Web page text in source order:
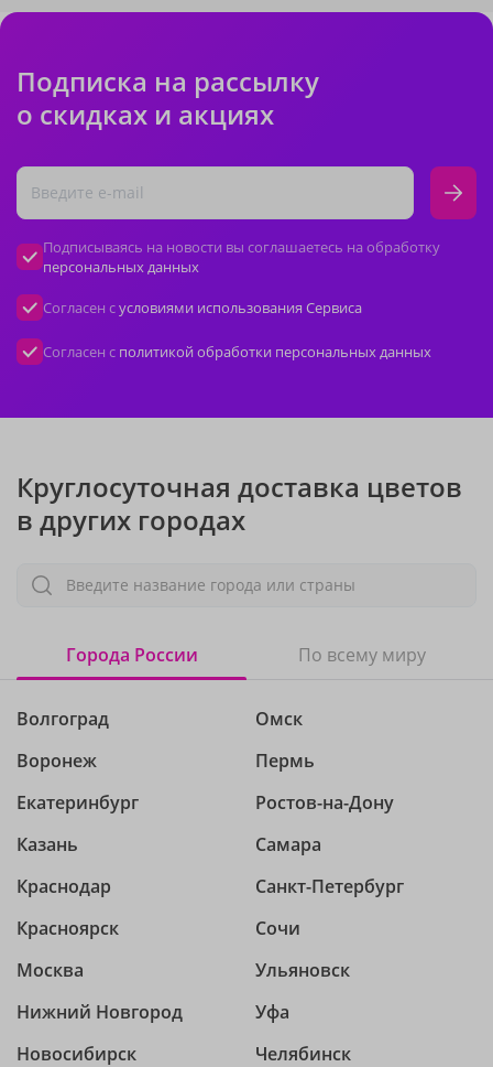
Подписка на рассылку
о скидках и акциях
Подписываясь на новости вы соглашаетесь на обработку
персональных данных
Согласен сусловиями использования Сервиса
Согласен с политикой обработки персональных данных
Круглосуточная доставка цветов
в других городах
Введите название города или страны
Города России По всему миру
Волгоград
Воронеж
Екатеринбург
Казань
Краснодар
Красноярск
Москва
Нижний Новгород
Новосибирск
Омск
Пермь
Ростов-на-Дону
Самара
Санкт-Петербург
Сочи
Ульяновск
Уфа
Челябинск